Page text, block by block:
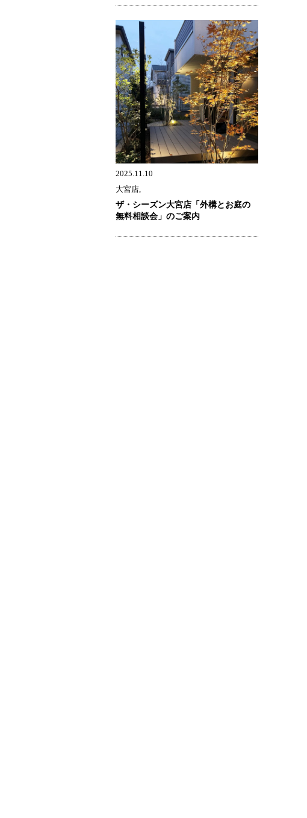
2025.11.10
大宮店,
ザ・シーズン大宮店「外構とお庭の
無料相談会」のご案内